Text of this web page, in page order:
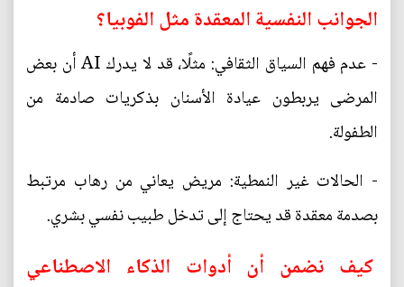
الجوانب النفسية المعقدة مثل الفوبيا؟
- عدم فهم السياق الثقافي: مثلًا، قد لا يدرك AI أن بعض
المرضى يربطون عيادة الأسنان بذكريات صادمة من
الطفولة.
- الحالات غير النمطية: مريض يعاني من رهاب مرتبط
بصدمة معقدة قد يحتاج إلى تدخل طبيب نفسي بشري.
كيف نضمن أن أدوات الذكاء الاصطناعي